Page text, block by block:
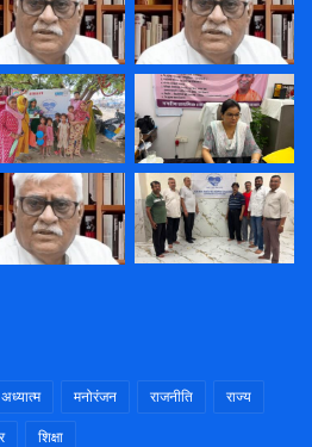
अध्यात्म मनोरंजन राजनीति राज्य
शिक्षा